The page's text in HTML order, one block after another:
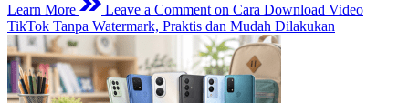
Learn More Leave a Comment on Cara Download Video
TikTok Tanpa Watermark, Praktis dan Mudah Dilakukan